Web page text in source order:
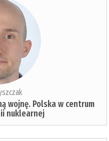
wojnę. Polska w centrum
nuklearnej